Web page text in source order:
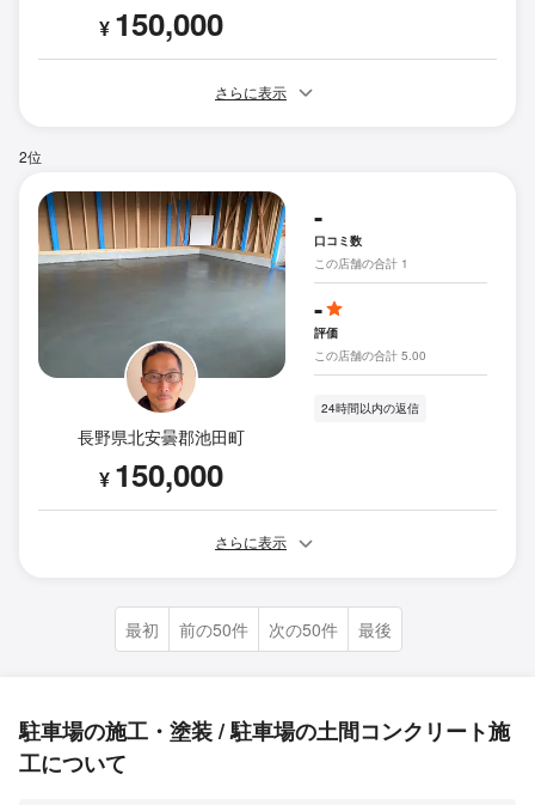
¥ 150,000
さらに表示
2位
長野県北安曇郡池田町
¥ 150,000
-
口コミ数
この店舗の合計 1
-
評価
この店舗の合計 5.00
24時間以内の返信
さらに表示
最初 前の50件 次の50件 最後
駐車場の施工・塗装 / 駐車場の土間コンクリート施
工について